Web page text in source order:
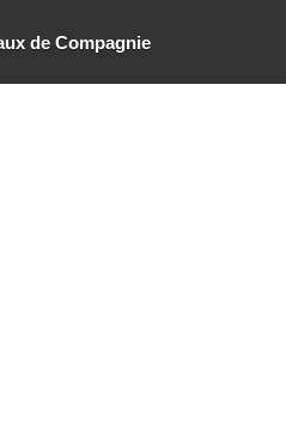
de Compagnie